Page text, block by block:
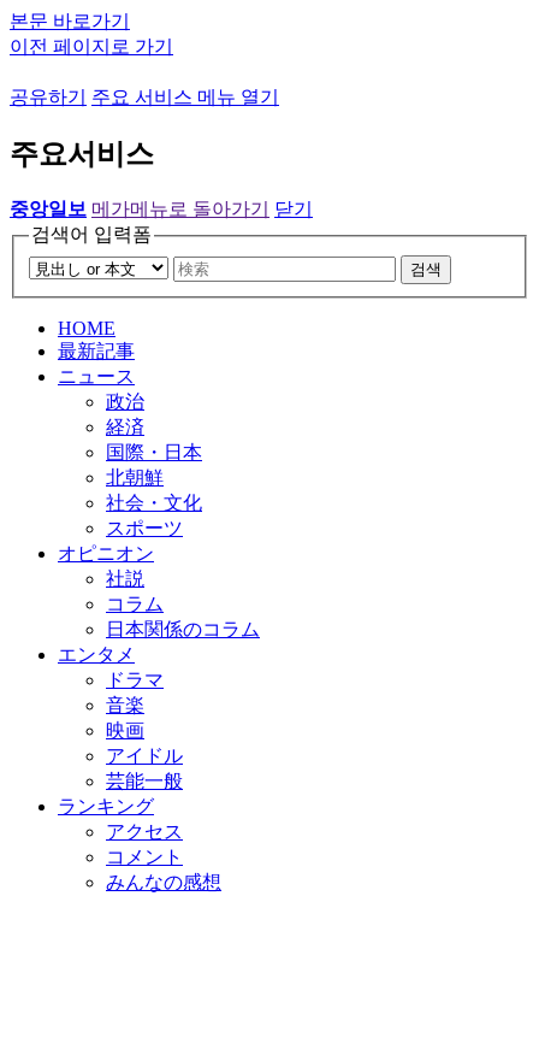
본문 바로가기
이전 페이지로 가기
공유하기 주요 서비스 메뉴 열기
주요서비스
중앙일보 메가메뉴로 돌아가기
닫기
검색어 입력폼
검색
HOME
最新記事
ニュース
政治
経済
国際・日本
北朝鮮
社会・文化
スポーツ
オピニオン
社説
コラム
日本関係のコラム
エンタメ
ドラマ
音楽
映画
アイドル
芸能一般
ランキング
アクセス
コメント
みんなの感想